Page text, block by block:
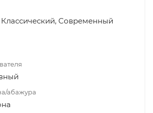
Современный
абажура